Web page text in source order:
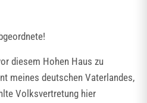
diesem Hohen Haus zu
meines deutschen Vaterlandes,
Volksvertretung hier